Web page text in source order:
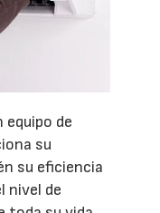
de
su
su eficiencia
nivel de